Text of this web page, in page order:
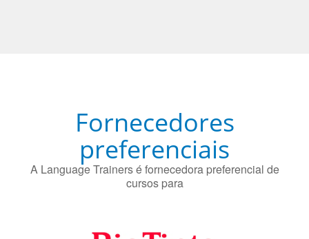
Fornecedores
preferenciais
A Language Trainers é fornecedora preferencial de
cursos para